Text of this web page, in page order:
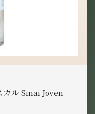
カル Sinai Joven